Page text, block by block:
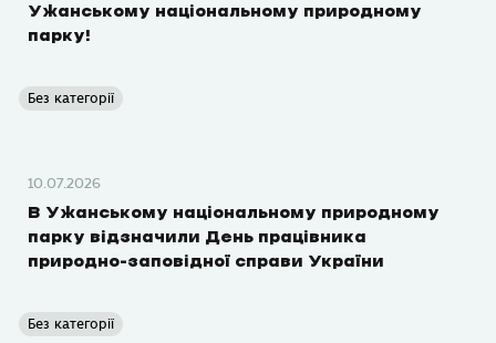
Ужанському національному природному
парку!
Без категорії
10.07.2026
В Ужанському національному природному
парку відзначили День працівника
природно-заповідної справи України
Без категорії